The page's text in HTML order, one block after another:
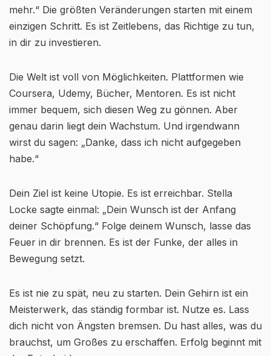
mehr.“ Die größten Veränderungen starten mit einem
einzigen Schritt. Es ist Zeitlebens, das Richtige zu tun,
in dir zu investieren.
Die Welt ist voll von Möglichkeiten. Plattformen wie
Coursera, Udemy, Bücher, Mentoren. Es ist nicht
immer bequem, sich diesen Weg zu gönnen. Aber
genau darin liegt dein Wachstum. Und irgendwann
wirst du sagen: „Danke, dass ich nicht aufgegeben
habe.“
Dein Ziel ist keine Utopie. Es ist erreichbar. Stella
Locke sagte einmal: „Dein Wunsch ist der Anfang
deiner Schöpfung.“ Folge deinem Wunsch, lasse das
Feuer in dir brennen. Es ist der Funke, der alles in
Bewegung setzt.
Es ist nie zu spät, neu zu starten. Dein Gehirn ist ein
Meisterwerk, das ständig formbar ist. Nutze es. Lass
dich nicht von Ängsten bremsen. Du hast alles, was du
brauchst, um Großes zu erschaffen. Erfolg beginnt mit